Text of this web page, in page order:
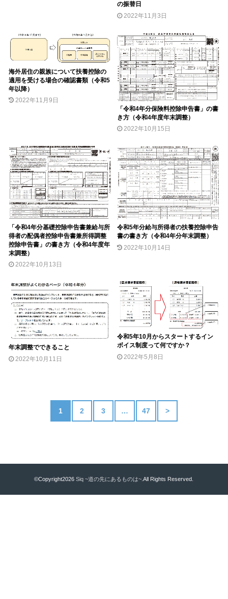
の振替日
2022年11月3日
海外居住の親族について扶養控除の
適用を受ける場合の確認書類（令和5
年以降）
2022年11月9日
「令和4年分保険料控除申告書」の書
き方（令和4年度年末調整）
2022年10月15日
「令和4年分基礎控除申告書兼給与所
得者の配偶者控除申告書兼所得調整
控除申告書」の書き方（令和4年度年
末調整）
2022年10月13日
令和5年分給与所得者の扶養控除申告
書の書き方（令和4年分年末調整）
2022年10月14日
年末調整でできること
2022年10月11日
令和5年10月からスタートするイン
ボイス制度って何ですか？
2022年5月8日
1 2 3 … 47 >
©Copyright2026Siq ~道の先にあるものは~ .All Rights Reserved.